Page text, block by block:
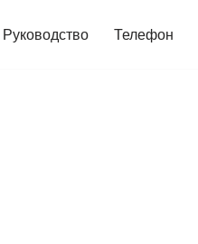
Руководство Телефон